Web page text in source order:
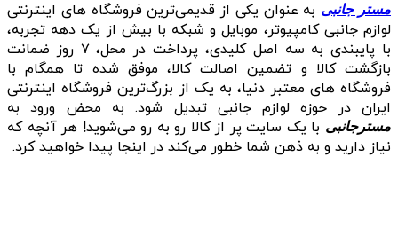
مستر جانبی به عنوان یکی از قدیمی‌ترین فروشگاه های اینترنتی
لوازم جانبی کامپیوتر، موبایل و شبکه با بیش از یک دهه تجربه،
با پایبندی به سه اصل کلیدی، پرداخت در محل، ۷ روز ضمانت
بازگشت کالا و تضمین اصالت کالا، موفق شده تا همگام با
فروشگاه‌ های معتبر دنیا، به یک از بزرگ‌ترین فروشگاه اینترنتی
ایران در حوزه لوازم جانبی تبدیل شود. به محض ورود به
مسترجانبی با یک سایت پر از کالا رو به رو می‌شوید! هر آنچه که
نیاز دارید و به ذهن شما خطور می‌کند در اینجا پیدا خواهید کرد.